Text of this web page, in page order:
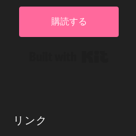
購読する
リンク